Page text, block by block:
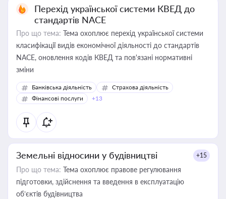
Перехід української системи КВЕД до
стандартів NACE
Про що тема: Тема охоплює перехід української системи
класифікації видів економічної діяльності до стандартів
NACE, оновлення кодів КВЕД та пов'язані нормативні
зміни
Банківська діяльність
Страхова діяльність
Фінансові послуги
+13
Земельні відносини у будівництві +15
Про що тема: Тема охоплює правове регулювання
підготовки, здійснення та введення в експлуатацію
об’єктів будівництва